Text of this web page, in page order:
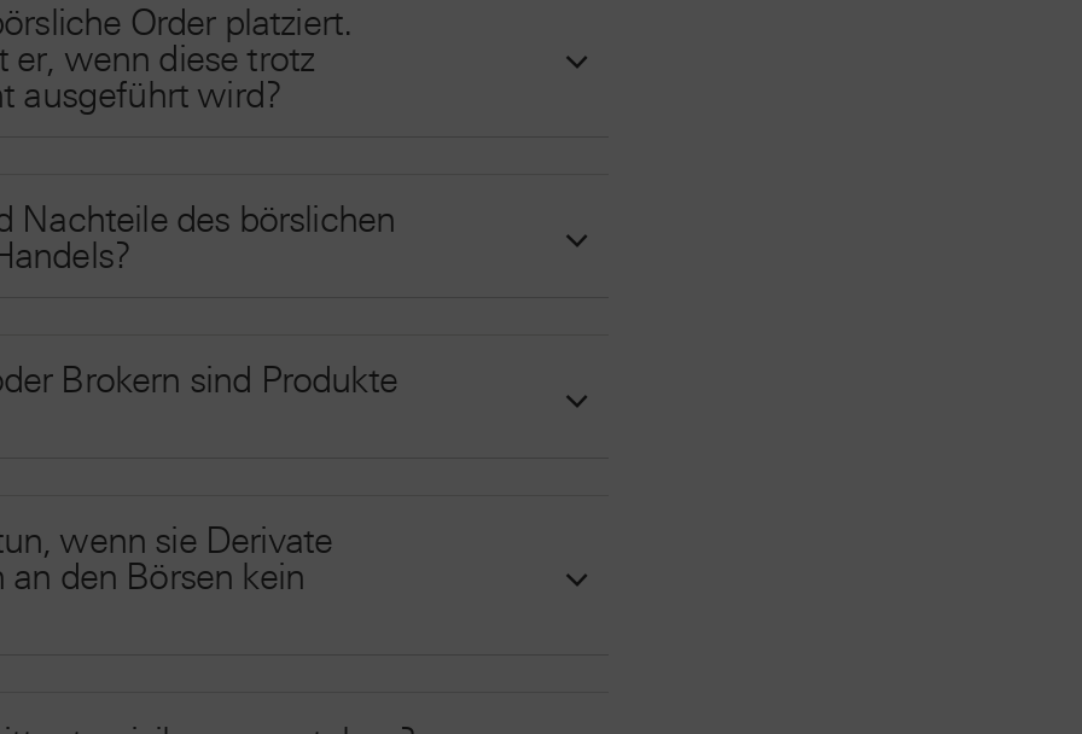
Order platziert.
wenn diese trotz
ausgeführt wird?
Nachteile des börslichen
Brokern sind Produkte
wenn sie Derivate
den Börsen kein